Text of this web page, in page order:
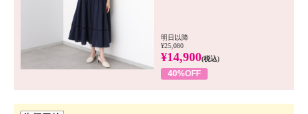
明日以降
¥25,080
¥14,900(税込)
40%OFF